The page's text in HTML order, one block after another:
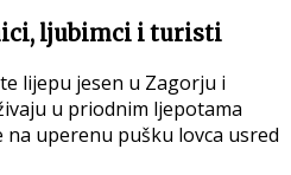
ljubimci i turisti
lijepu jesen u Zagorju i
u priodnim ljepotama
na uperenu pušku lovca usred